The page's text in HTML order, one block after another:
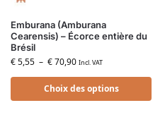
Emburana (Amburana
Cearensis) – Écorce entière du
Brésil
€5,55 – €70,90 Incl. VAT
Choix des options